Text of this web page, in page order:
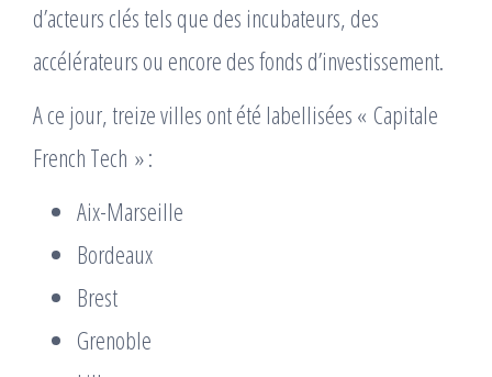
d’acteurs clés tels que des incubateurs, des
accélérateurs ou encore des fonds d’investissement.
A ce jour, treize villes ont été labellisées « Capitale
French Tech » :
Aix-Marseille
Bordeaux
Brest
Grenoble